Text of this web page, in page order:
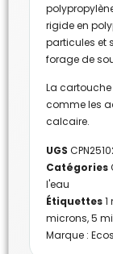
rigide en
particules et
forage de
La
comme les
calcaire.
UGS
Catégories
l'eau
Étiquettes1
microns,5
Marque :